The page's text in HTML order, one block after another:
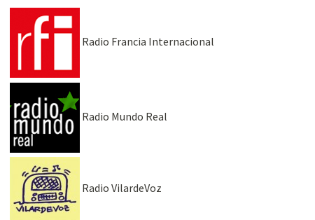
Radio Francia Internacional
Radio Mundo Real
Radio VilardeVoz